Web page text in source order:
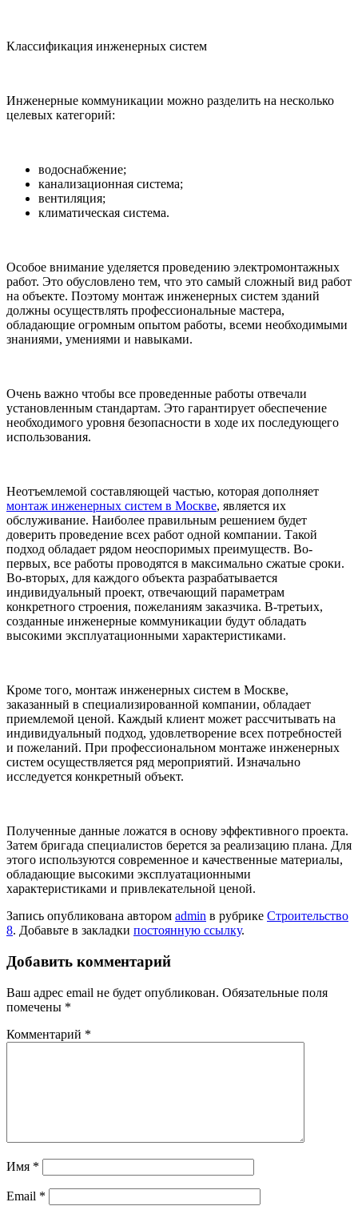
Классификация инженерных систем
Инженерные коммуникации можно разделить на несколько
целевых категорий:
водоснабжение;
канализационная система;
вентиляция;
климатическая система.
Особое внимание уделяется проведению электромонтажных
работ. Это обусловлено тем, что это самый сложный вид работ
на объекте. Поэтому монтаж инженерных систем зданий
должны осуществлять профессиональные мастера,
обладающие огромным опытом работы, всеми необходимыми
знаниями, умениями и навыками.
Очень важно чтобы все проведенные работы отвечали
установленным стандартам. Это гарантирует обеспечение
необходимого уровня безопасности в ходе их последующего
использования.
Неотъемлемой составляющей частью, которая дополняет
монтаж инженерных систем в Москве, является их
обслуживание. Наиболее правильным решением будет
доверить проведение всех работ одной компании. Такой
подход обладает рядом неоспоримых преимуществ. Во-
первых, все работы проводятся в максимально сжатые сроки.
Во-вторых, для каждого объекта разрабатывается
индивидуальный проект, отвечающий параметрам
конкретного строения, пожеланиям заказчика. В-третьих,
созданные инженерные коммуникации будут обладать
высокими эксплуатационными характеристиками.
Кроме того, монтаж инженерных систем в Москве,
заказанный в специализированной компании, обладает
приемлемой ценой. Каждый клиент может рассчитывать на
индивидуальный подход, удовлетворение всех потребностей
и пожеланий. При профессиональном монтаже инженерных
систем осуществляется ряд мероприятий. Изначально
исследуется конкретный объект.
Полученные данные ложатся в основу эффективного проекта.
Затем бригада специалистов берется за реализацию плана. Для
этого используются современное и качественные материалы,
обладающие высокими эксплуатационными
характеристиками и привлекательной ценой.
Запись опубликована автором admin в рубрике Строительство
8. Добавьте в закладки постоянную ссылку.
Добавить комментарий
Ваш адрес email не будет опубликован. Обязательные поля
помечены *
Комментарий *
Имя *
Email *